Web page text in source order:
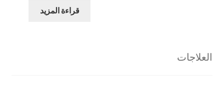
قراءة المزيد
العلاجات